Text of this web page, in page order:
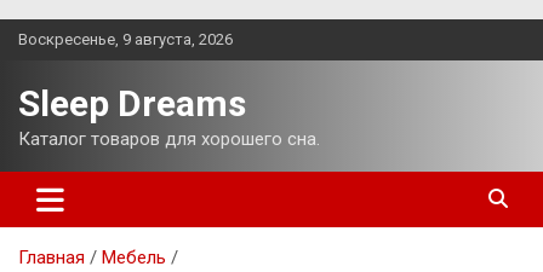
Перейти
Воскресенье, 9 августа, 2026
Sleep Dreams
Каталог товаров для хорошего сна.
Главная
Мебель